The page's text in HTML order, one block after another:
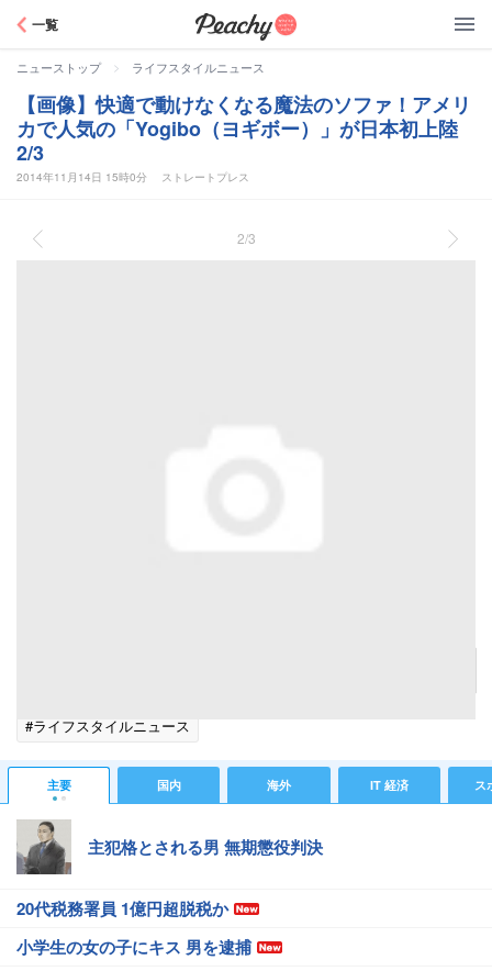
一覧
ニューストップ > ライフスタイルニュース
【画像】快適で動けなくなる魔法のソファ！アメリ
カで人気の「Yogibo（ヨギボー）」が日本初上陸
2/3
2014年11月14日 15時0分 ストレートプレス
2/3
#ライフスタイルニュース
主要 国内 海外 IT 経済 ス
主犯格とされる男 無期懲役判決
20代税務署員 1億円超脱税か
小学生の女の子にキス 男を逮捕